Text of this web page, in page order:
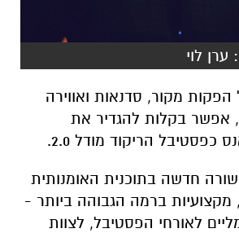
ערן לוי
מקור, סדנאות ואווירה
אפשר בקלות להגדיר את
כפסטיבל הריקוד מודל 2.0.
חדשה בתוכנית האומנותית
מקצועיות ברמה הגבוהה ביותר -
לאורחי הפסטיבל, לצוות